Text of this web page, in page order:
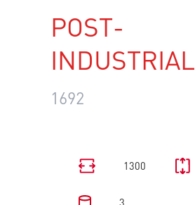
POST-
INDUSTRIAL
1692
1300
3